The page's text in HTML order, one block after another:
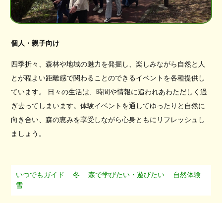
個人・親子向け
四季折々、森林や地域の魅力を発掘し、楽しみながら自然と人
とが程よい距離感で関わることのできるイベントを各種提供し
ています。 日々の生活は、時間や情報に追われあわただしく過
ぎ去ってしまいます。体験イベントを通してゆったりと自然に
向き合い、森の恵みを享受しながら心身ともにリフレッシュし
ましょう。
いつでもガイド 冬 森で学びたい・遊びたい
自然体験
雪